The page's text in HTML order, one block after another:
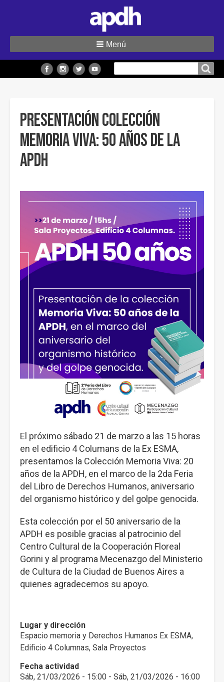
sitio
Menú
Presentación Colección
Memoria Viva: 50 años de la
APDH
El próximo sábado 21 de marzo a las 15 horas
en el edificio 4 Columans de la Ex ESMA,
presentamos la Colección Memoria Viva: 20
años de la APDH, en el marco de la 2da Feria
del Libro de Derechos Humanos, aniversario
del organismo histórico y del golpe genocida.
Esta colección por el 50 aniversario de la
APDH es posible gracias al patrocinio del
Centro Cultural de la Cooperación Floreal
Gorini y al programa Mecenazgo del Ministerio
de Cultura de la Ciudad de Buenos Aires a
quienes agradecemos su apoyo.
Lugar y dirección
Espacio memoria y Derechos Humanos Ex ESMA,
Edificio 4 Columnas, Sala Proyectos
Fecha actividad
Sáb, 21/03/2026 - 15:00 - Sáb, 21/03/2026 - 16:00